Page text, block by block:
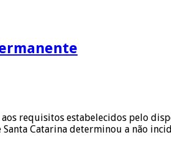
requisitos estabelecidos pelo
Catarina determinou a não